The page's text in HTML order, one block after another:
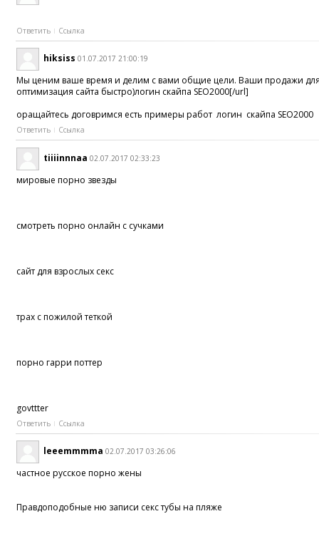
Ответить Ссылка
hiksiss 01.07.2017 21:00:19
Мы ценим ваше время и делим с вами общие цели. Ваши продажи
оптимизация сайта быстро)логин скайпа SEO2000[/url]
оращайтесь договримся есть примеры работ логин скайпа SEO2000
Ответить Ссылка
tiiiinnnaa 02.07.2017 02:33:23
мировые порно звезды
смотреть порно онлайн с сучками
сайт для взрослых секс
трах с пожилой теткой
порно гарри поттер
govttter
Ответить Ссылка
leeemmmma 02.07.2017 03:26:06
частное русское порно жены
Правдоподобные ню записи секс тубы на пляже